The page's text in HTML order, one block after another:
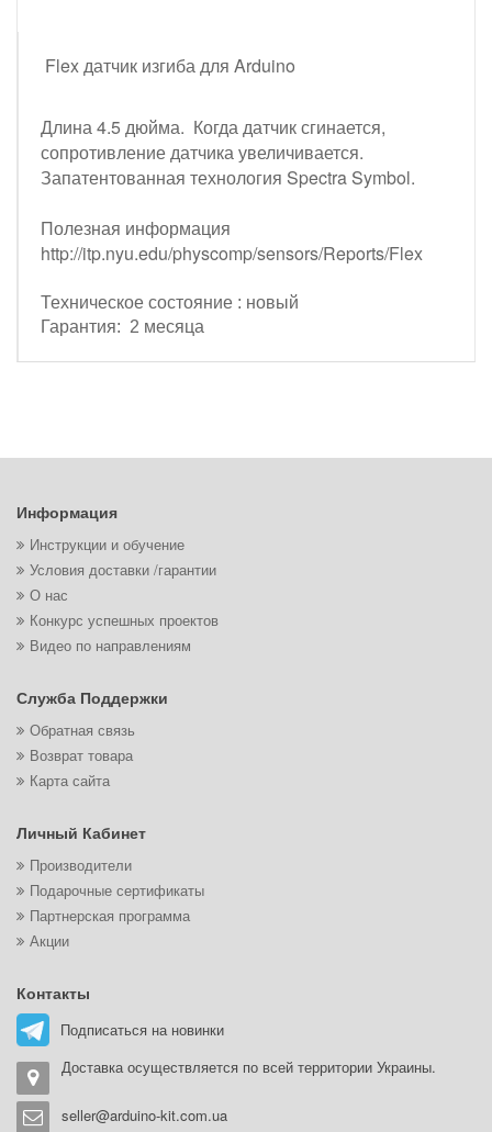
Flex датчик изгиба для Arduino
Длина 4.5 дюйма. Когда датчик сгинается,
сопротивление датчика увеличивается.
Запатентованная технология Spectra Symbol.
Полезная информация
http://itp.nyu.edu/physcomp/sensors/Reports/Flex
Техническое состояние : новый
Гарантия: 2 месяца
Информация
Инструкции и обучение
Условия доставки /гарантии
О нас
Конкурс успешных проектов
Видео по направлениям
Служба Поддержки
Обратная связь
Возврат товара
Карта сайта
Личный Кабинет
Производители
Подарочные сертификаты
Партнерская программа
Акции
Контакты
Подписаться на новинки
Доставка осуществляется по всей территории Украины.
seller@arduino-kit.com.ua